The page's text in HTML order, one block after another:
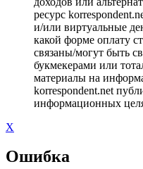
ресурс
и/или виртуальные
какой форме оплату
связаны/могут быть
букмекерами или
материалы на
korrespondent.net
информационных
X
Ошибка